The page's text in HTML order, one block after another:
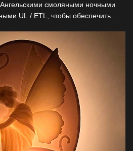
смоляными ночными
UL / ETL, чтобы обеспечить
позволяет легко устанавливать
из экологически чистой
ангел дизайн обещает спокойную
оптовых продавцов декораций и
настройки